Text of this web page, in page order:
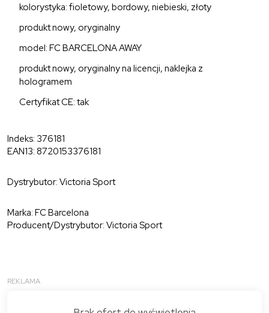
kolorystyka: fioletowy, bordowy, niebieski, złoty
produkt nowy, oryginalny
model: FC BARCELONA AWAY
produkt nowy, oryginalny na licencji, naklejka z
hologramem
Certyfikat CE: tak
Indeks: 376181
EAN13: 8720153376181
Dystrybutor: Victoria Sport
Marka: FC Barcelona
Producent/Dystrybutor: Victoria Sport